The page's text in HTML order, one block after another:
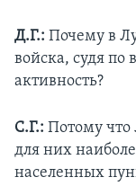
Д.Г.: Почему в
войска, судя по
активность?
С.Г.: Потому что
для них
населенных